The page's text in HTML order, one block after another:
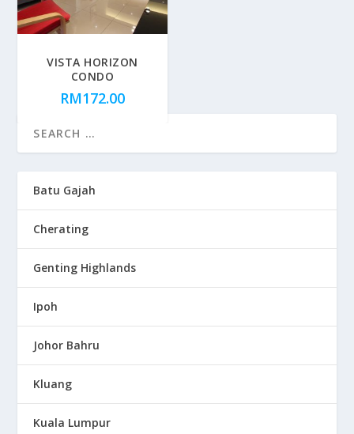
VISTA HORIZON
CONDO
RM172.00
Batu Gajah
Cherating
Genting Highlands
Ipoh
Johor Bahru
Kluang
Kuala Lumpur